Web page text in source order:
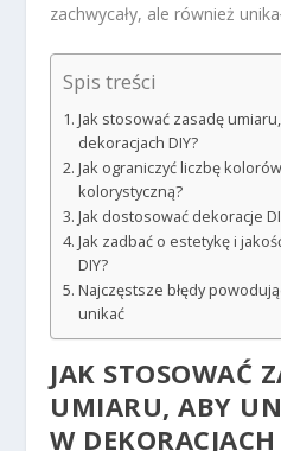
zachwycały, ale również
Spis treści
Jak stosować zasadę
dekoracjach DIY?
Jak ograniczyć liczbę
kolorystyczną?
Jak dostosować dekoracje
Jak zadbać o estetykę i
DIY?
Najczęstsze błędy
unikać
JAK STOSOWAĆ
UMIARU, ABY
W